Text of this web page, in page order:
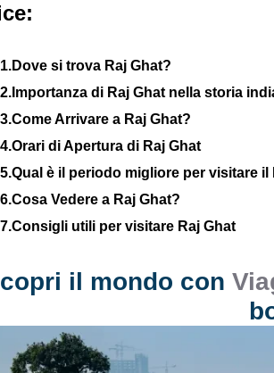
si trova Raj Ghat?
di Raj Ghat nella storia
Arrivare a Raj Ghat?
di Apertura di Raj Ghat
è il periodo migliore per visitare il
Vedere a Raj Ghat?
utili per visitare Raj Ghat
il mondo con